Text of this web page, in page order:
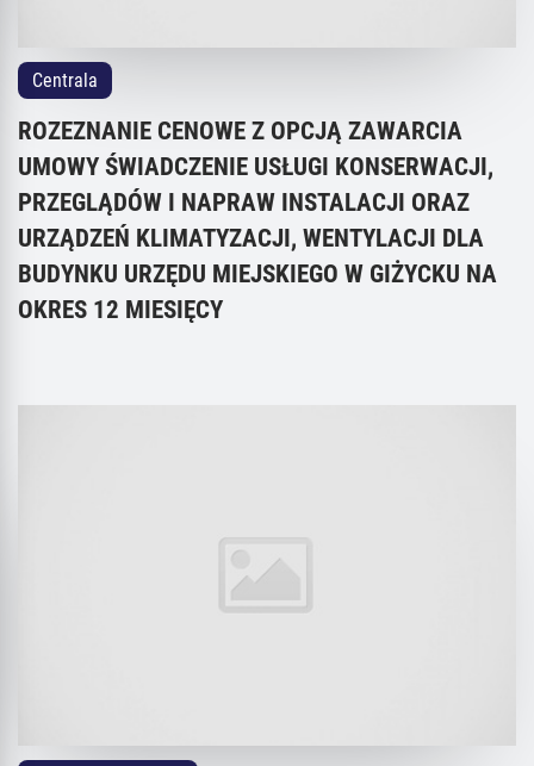
Centrala
ROZEZNANIE CENOWE Z OPCJĄ ZAWARCIA
UMOWY ŚWIADCZENIE USŁUGI KONSERWACJI,
PRZEGLĄDÓW I NAPRAW INSTALACJI ORAZ
URZĄDZEŃ KLIMATYZACJI, WENTYLACJI DLA
BUDYNKU URZĘDU MIEJSKIEGO W GIŻYCKU NA
OKRES 12 MIESIĘCY